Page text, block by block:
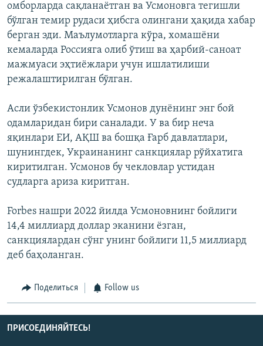
омборларда сақланаётган ва Усмоновга тегишли
бўлган темир рудаси ҳибсга олингани ҳақида хабар
берган эди. Маълумотларга кўра, хомашёни
кемаларда Россияга олиб ўтиш ва ҳарбий-саноат
мажмуаси эҳтиёжлари учун ишлатилиши
режалаштирилган бўлган.
Асли ўзбекистонлик Усмонов дунёнинг энг бой
одамларидан бири саналади. У ва бир неча
яқинлари ЕИ, АҚШ ва бошқа Ғарб давлатлари,
шунингдек, Украинанинг санкциялар рўйхатига
киритилган. Усмонов бу чекловлар устидан
судларга ариза киритган.
Forbes нашри 2022 йилда Усмоновнинг бойлиги
14,4 миллиард доллар эканини ёзган,
санкциялардан сўнг унинг бойлиги 11,5 миллиард
деб баҳоланган.
Поделиться Follow us
ПРИСОЕДИНЯЙТЕСЬ!